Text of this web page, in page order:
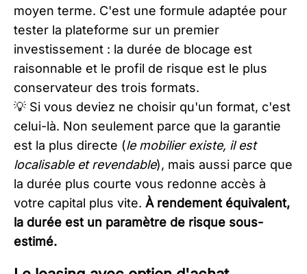
moyen terme. C'est une formule adaptée pour
tester la plateforme sur un premier
investissement : la durée de blocage est
raisonnable et le profil de risque est le plus
conservateur des trois formats.
💡 Si vous deviez ne choisir qu'un format, c'est
celui-là. Non seulement parce que la garantie
est la plus directe (le mobilier existe, il est
localisable et revendable), mais aussi parce que
la durée plus courte vous redonne accès à
votre capital plus vite. À rendement équivalent,
la durée est un paramètre de risque sous-
estimé.